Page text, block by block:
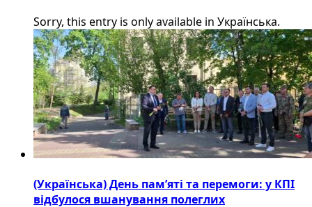
Sorry, this entry is only available in Українська.
(Українська) День пам’яті та перемоги: у КПІ
відбулося вшанування полеглих